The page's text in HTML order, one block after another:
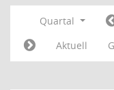
Quartal
Aktuell